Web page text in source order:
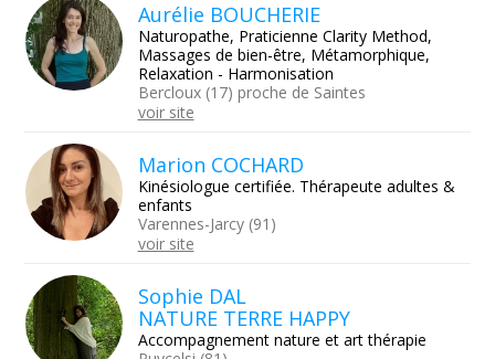
Aurélie BOUCHERIE
Naturopathe, Praticienne Clarity Method,
Massages de bien-être, Métamorphique,
Relaxation - Harmonisation
Bercloux (17) proche de Saintes
voir site
Marion COCHARD
Kinésiologue certifiée. Thérapeute adultes &
enfants
Varennes-Jarcy (91)
voir site
Sophie DAL
NATURE TERRE HAPPY
Accompagnement nature et art thérapie